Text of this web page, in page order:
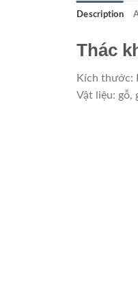
Description
Thác
Kích thước:
Vật liệu: gỗ,